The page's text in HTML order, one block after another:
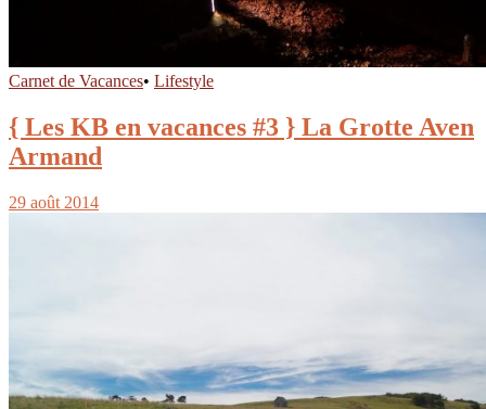
Carnet de Vacances• Lifestyle
{ Les KB en vacances #3 } La Grotte Aven
Armand
29 août 2014